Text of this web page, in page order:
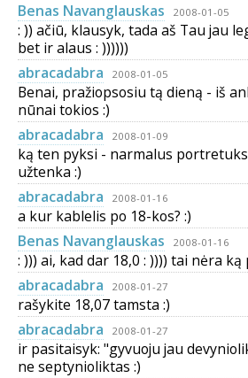
Benas Navanglauskas
2008-01-05
: )) ačiū, klausyk, tada aš Tau jau
bet ir alaus : ))))))
abracadabra
2008-01-05
Benai, pražiopsosiu tą dieną - iš
nūnai tokios :)
abracadabra
2008-01-09
ką ten pyksi - narmalus
užtenka :)
abracadabra
2008-01-16
a kur kablelis po 18-kos? :)
Benas Navanglauskas
2008-01-16
: ))) ai, kad dar 18,0 : )))) tai nėra
abracadabra
2008-01-27
rašykite 18,07 tamsta :)
abracadabra
2008-01-27
ir pasitaisyk: "gyvuoju jau
ne septynioliktas :)